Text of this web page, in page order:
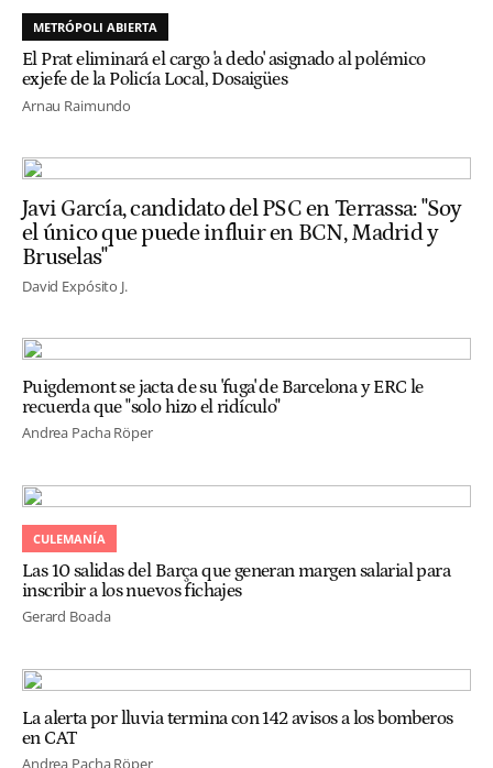
METRÓPOLI ABIERTA
El Prat eliminará el cargo 'a dedo' asignado al polémico
exjefe de la Policía Local, Dosaigües
Arnau Raimundo
Javi García, candidato del PSC en Terrassa: "Soy
el único que puede influir en BCN, Madrid y
Bruselas"
David Expósito J.
Puigdemont se jacta de su 'fuga' de Barcelona y ERC le
recuerda que "solo hizo el ridículo"
Andrea Pacha Röper
CULEMANÍA
Las 10 salidas del Barça que generan margen salarial para
inscribir a los nuevos fichajes
Gerard Boada
La alerta por lluvia termina con 142 avisos a los bomberos
en CAT
Andrea Pacha Röper